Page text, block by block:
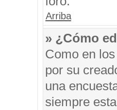
Arriba
» ¿Cómo
Como en
por su
una
siempre